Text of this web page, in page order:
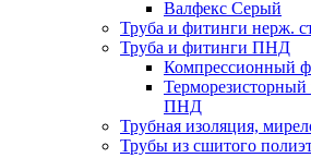
Валфекс Серый
Труба и фитинги нерж.
Труба и фитинги ПНД
Компрессионный
ПНД
Трубная изоляция,
Трубы из сшитого